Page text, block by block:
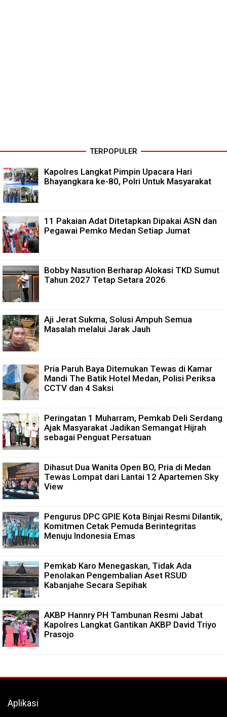
TERPOPULER
Kapolres Langkat Pimpin Upacara Hari
Bhayangkara ke-80, Polri Untuk Masyarakat
11 Pakaian Adat Ditetapkan Dipakai ASN dan
Pegawai Pemko Medan Setiap Jumat
Bobby Nasution Berharap Alokasi TKD Sumut
Tahun 2027 Tetap Setara 2026
Aji Jerat Sukma, Solusi Ampuh Semua
Masalah melalui Jarak Jauh
Pria Paruh Baya Ditemukan Tewas di Kamar
Mandi The Batik Hotel Medan, Polisi Periksa
CCTV dan 4 Saksi
Peringatan 1 Muharram, Pemkab Deli Serdang
Ajak Masyarakat Jadikan Semangat Hijrah
sebagai Penguat Persatuan
Dihasut Dua Wanita Open BO, Pria di Medan
Tewas Lompat dari Lantai 12 Apartemen Sky
View
Pengurus DPC GPIE Kota Binjai Resmi Dilantik,
Komitmen Cetak Pemuda Berintegritas
Menuju Indonesia Emas
Pemkab Karo Menegaskan, Tidak Ada
Penolakan Pengembalian Aset RSUD
Kabanjahe Secara Sepihak
AKBP Hannry PH Tambunan Resmi Jabat
Kapolres Langkat Gantikan AKBP David Triyo
Prasojo
Aplikasi